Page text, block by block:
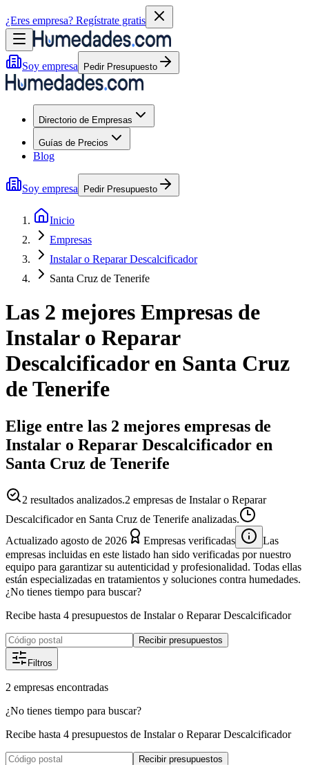
¿Eres empresa? Regístrate gratis
Soy empresa Pedir Presupuesto
Directorio de Empresas
Guías de Precios
Blog
Soy empresa Pedir Presupuesto
Inicio
Empresas
Instalar o Reparar Descalcificador
Santa Cruz de Tenerife
Las 2 mejores Empresas de
Instalar o Reparar
Descalcificadoren Santa Cruz
de Tenerife
Elige entre las 2 mejores empresas de
Instalar o Reparar Descalcificador en
Santa Cruz de Tenerife
2 resultados analizados.2 empresas de Instalar o Reparar
Descalcificador en Santa Cruz de Tenerife analizadas.
Actualizado agosto de 2026 Empresas verificadas
Las
empresas incluidas en este listado han sido verificadas por nuestro
equipo para garantizar su autenticidad y profesionalidad. Todas ellas
están especializadas en tratamientos y soluciones contra humedades.
¿No tienes tiempo para buscar?
Recibe hasta 4 presupuestos de Instalar o Reparar Descalcificador
Recibir presupuestos
Filtros
2 empresas encontradas
¿No tienes tiempo para buscar?
Recibe hasta 4 presupuestos de Instalar o Reparar Descalcificador
Recibir presupuestos